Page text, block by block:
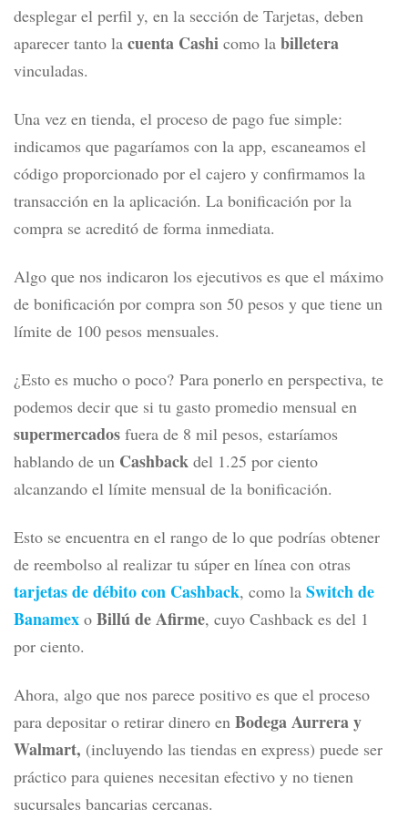
desplegar el perfil y, en la sección de Tarjetas, deben
aparecer tanto la cuenta Cashi como la billetera
vinculadas.
Una vez en tienda, el proceso de pago fue simple:
indicamos que pagaríamos con la app, escaneamos el
código proporcionado por el cajero y confirmamos la
transacción en la aplicación. La bonificación por la
compra se acreditó de forma inmediata.
Algo que nos indicaron los ejecutivos es que el máximo
de bonificación por compra son 50 pesos y que tiene un
límite de 100 pesos mensuales.
¿Esto es mucho o poco? Para ponerlo en perspectiva, te
podemos decir que si tu gasto promedio mensual en
supermercados fuera de 8 mil pesos, estaríamos
hablando de un Cashback del 1.25 por ciento
alcanzando el límite mensual de la bonificación.
Esto se encuentra en el rango de lo que podrías obtener
de reembolso al realizar tu súper en línea con otras
tarjetas de débito con Cashback, como la Switch de
Banamex o Billú de Afirme, cuyo Cashback es del 1
por ciento.
Ahora, algo que nos parece positivo es que el proceso
para depositar o retirar dinero en Bodega Aurrera y
Walmart, (incluyendo las tiendas en express) puede ser
práctico para quienes necesitan efectivo y no tienen
sucursales bancarias cercanas.